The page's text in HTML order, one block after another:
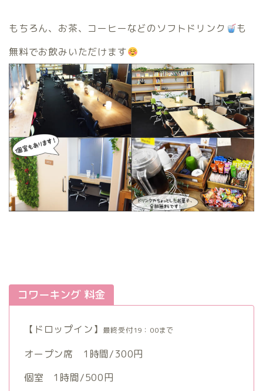
もちろん、お茶、コーヒーなどのソフトドリンク
も
無料でお飲みいただけます
コワーキング 料金
【ドロップイン】 最終受付19：00まで
オープン席 1時間/300円
個室 1時間/500円